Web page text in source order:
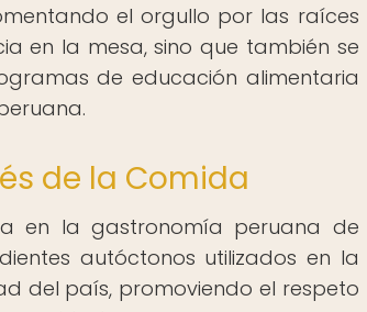
el orgullo por las raíces
en la mesa, sino que también se
de educación alimentaria
de la Comida
en la gastronomía peruana de
autóctonos utilizados en la
del país, promoviendo el respeto